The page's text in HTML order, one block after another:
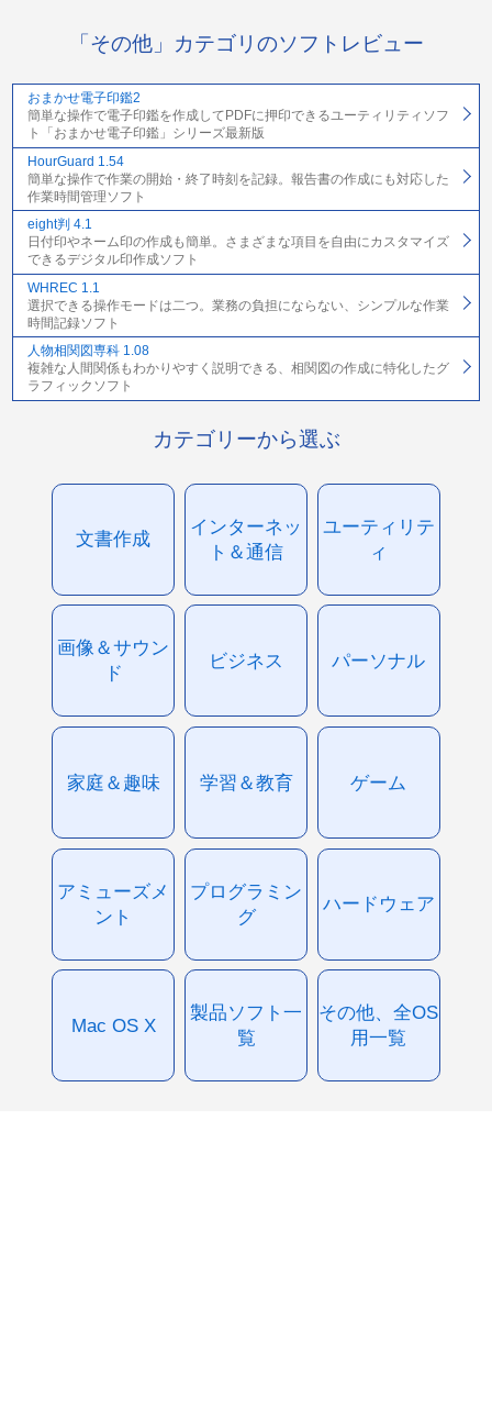
「その他」カテゴリのソフトレビュー
おまかせ電子印鑑2
簡単な操作で電子印鑑を作成してPDFに押印できるユーティリティソフ
ト「おまかせ電子印鑑」シリーズ最新版
HourGuard 1.54
簡単な操作で作業の開始・終了時刻を記録。報告書の作成にも対応した
作業時間管理ソフト
eight判 4.1
日付印やネーム印の作成も簡単。さまざまな項目を自由にカスタマイズ
できるデジタル印作成ソフト
WHREC 1.1
選択できる操作モードは二つ。業務の負担にならない、シンプルな作業
時間記録ソフト
人物相関図専科 1.08
複雑な人間関係もわかりやすく説明できる、相関図の作成に特化したグ
ラフィックソフト
カテゴリーから選ぶ
文書作成
インターネッ
ト＆通信
ユーティリテ
ィ
画像＆サウン
ド
ビジネス パーソナル
家庭＆趣味 学習＆教育 ゲーム
アミューズメ
ント
プログラミン
グ
ハードウェア
Mac OS X
製品ソフト一
覧
その他、全OS
用一覧